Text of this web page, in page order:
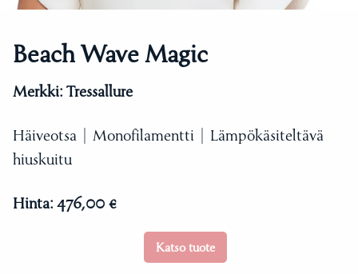
Beach Wave Magic
Merkki: Tressallure
Häiveotsa | Monofilamentti | Lämpökäsiteltävä
hiuskuitu
Hinta: 476,00 €
Katso tuote